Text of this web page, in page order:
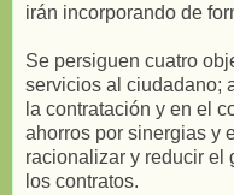
irán incorporando de
Se persiguen cuatro
servicios al ciudadano;
la contratación y en el
ahorros por sinergias y
racionalizar y reducir el
los contratos.